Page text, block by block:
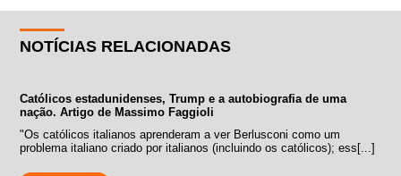
NOTÍCIAS RELACIONADAS
Católicos estadunidenses, Trump e a autobiografia de uma
nação. Artigo de Massimo Faggioli
"Os católicos italianos aprenderam a ver Berlusconi como um
problema italiano criado por italianos (incluindo os católicos); ess[...]